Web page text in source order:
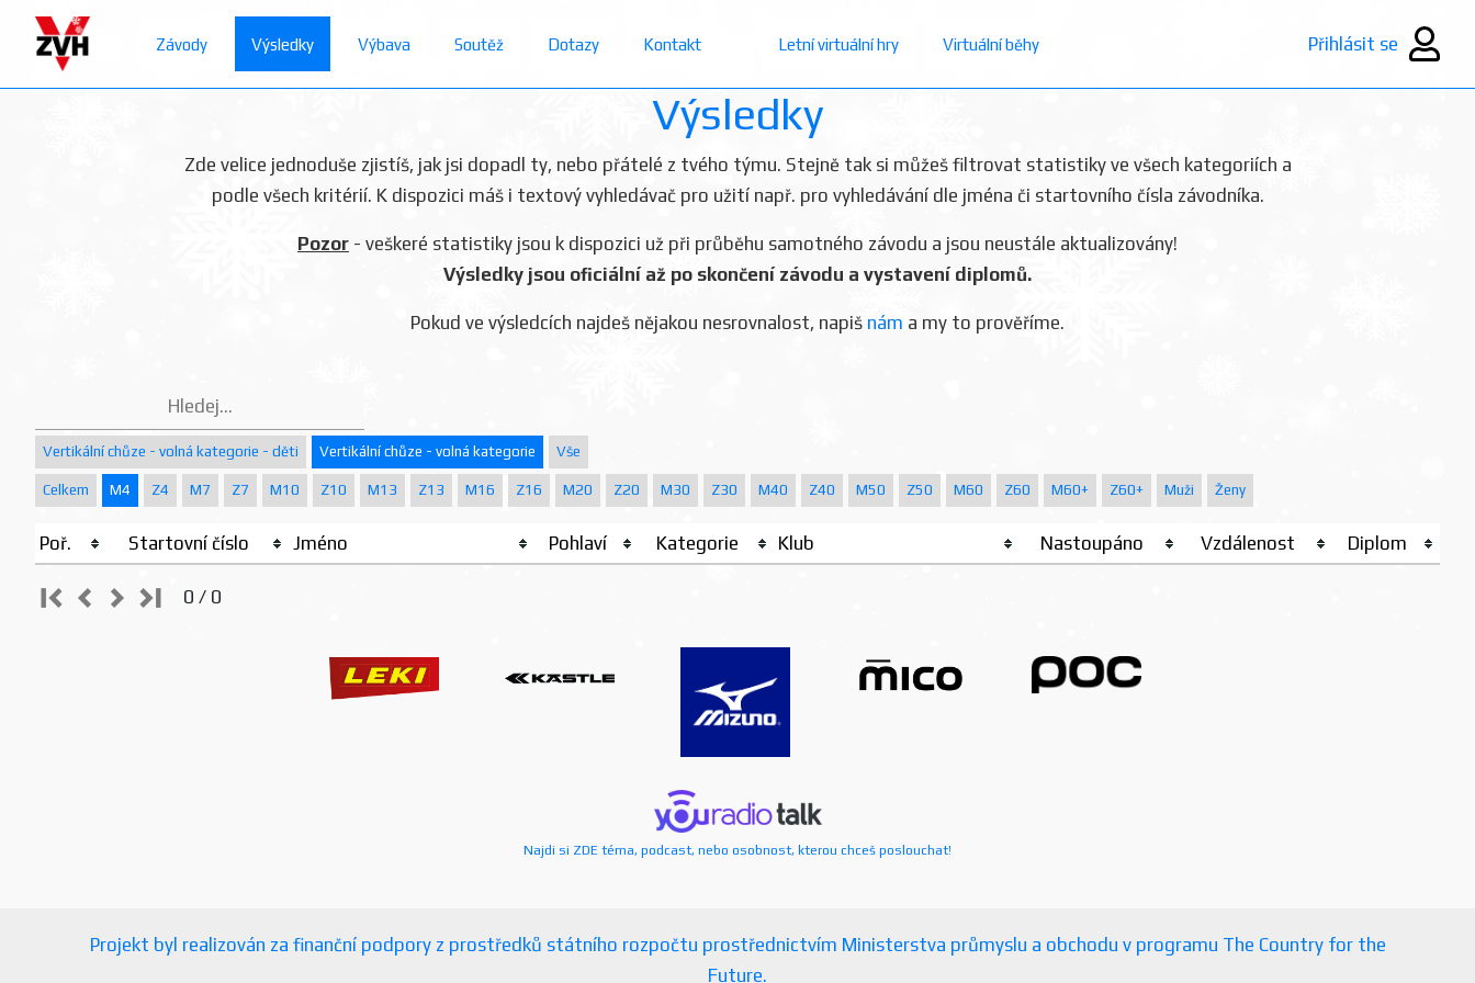
Závody Výsledky Výbava Soutěž Dotazy Kontakt Letní virtuální hry Virtuální běhy Přihlásit se
Výsledky
Zde velice jednoduše zjistíš, jak jsi dopadl ty, nebo přátelé z tvého týmu. Stejně tak si můžeš filtrovat statistiky ve všech kategoriích a
podle všech kritérií. K dispozici máš i textový vyhledávač pro užití např. pro vyhledávání dle jména či startovního čísla závodníka.
Pozor - veškeré statistiky jsou k dispozici už při průběhu samotného závodu a jsou neustále aktualizovány!
Výsledky jsou oficiální až po skončení závodu a vystavení diplomů.
Pokud ve výsledcích najdeš nějakou nesrovnalost, napiš nám a my to prověříme.
Vertikální chůze - volná kategorie - děti Vertikální chůze - volná kategorie Vše
Celkem M4 Z4 M7 Z7 M10 Z10 M13 Z13 M16 Z16 M20 Z20 M30 Z30 M40 Z40 M50 Z50 M60 Z60 M60+ Z60+ Muži Ženy
Poř. Startovní číslo Jméno Pohlaví Kategorie Klub Nastoupáno Vzdálenost Diplom
0 / 0
Najdi si ZDE téma, podcast, nebo osobnost, kterou chceš poslouchat!
Projekt byl realizován za finanční podpory z prostředků státního rozpočtu prostřednictvím Ministerstva průmyslu a obchodu v programu The Country for the
Future.